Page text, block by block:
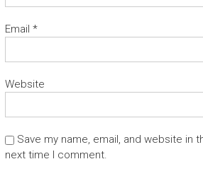
Email *
Website
Save my name, email, and website in
next time I comment.